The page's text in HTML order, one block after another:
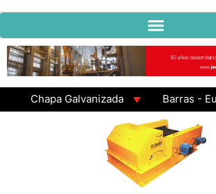
Chapa Galvanizada Barras -
GAMA 3 - Cuadrados 200x200x8